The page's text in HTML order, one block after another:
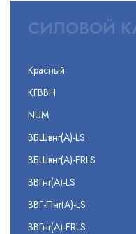
СИЛОВОЙ
Красный
КГВВН
NUM
ВБШвнг(А)-LS
ВБШвнг(А)-FRLS
ВВГнг(А)-LS
ВВГ-Пнг(А)-LS
ВВГнг(А)-FRLS